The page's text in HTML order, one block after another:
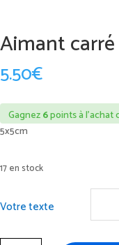
Aimant
5.50€
Gagnez6points à
5x5cm
17 en stock
Votre texte